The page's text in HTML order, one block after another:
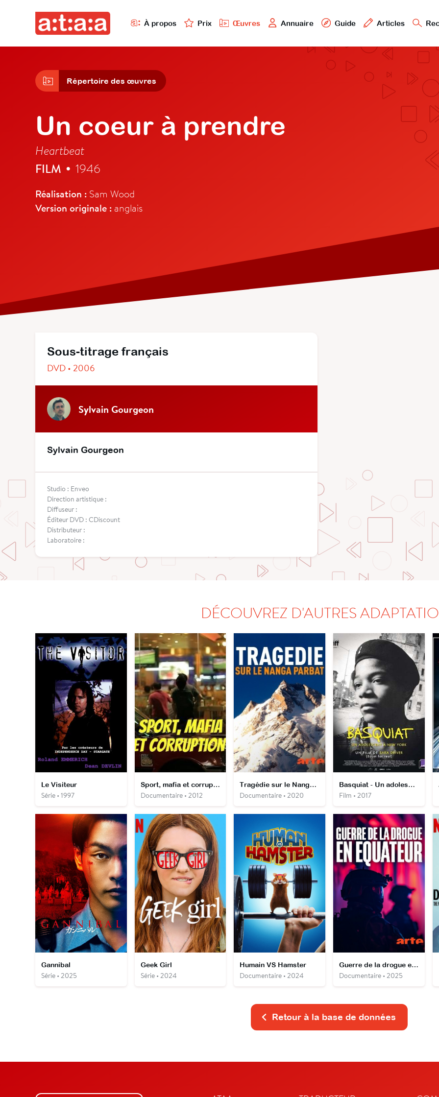
À propos Prix Œuvres Annuaire Guide Articles
Répertoire des œuvres
Un coeur à prendre
Heartbeat
FILM • 1946
Réalisation : Sam Wood
Version originale : anglais
Sous-titrage français
DVD • 2006
Sylvain Gourgeon
Sylvain Gourgeon
Studio : Enveo
Direction artistique :
Diffuseur :
Éditeur DVD : CDiscount
Distributeur :
Laboratoire :
DÉCOUVREZ D'AUTRES
Le Visiteur
Série • 1997
Sport, mafia et corruption
Documentaire • 2012
Tragédie sur le Nanga Parbat
Documentaire • 2020
Basquiat - Un adolescent à New York
Film • 2017
Gannibal
Série • 2025
Geek Girl
Série • 2024
Humain VS Hamster
Documentaire • 2024
Guerre de la drogue en Équateur
Documentaire • 2025
Retour à la base de données